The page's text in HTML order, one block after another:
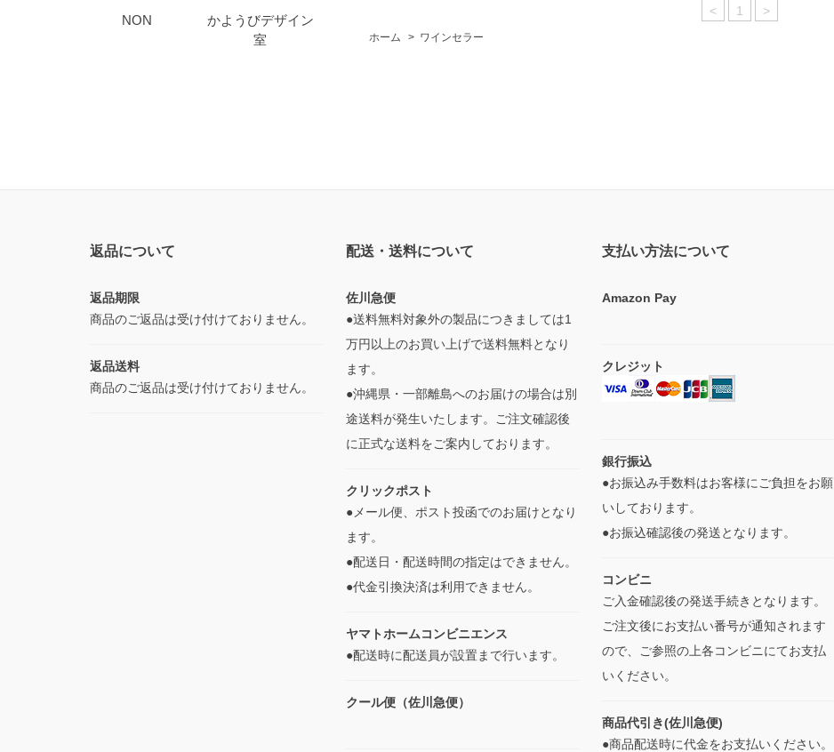
< 1 >
ホーム > ワインセラー
NON
かようびデザイン
室
返品について
返品期限
商品のご返品は受け付けておりません。
返品送料
商品のご返品は受け付けておりません。
配送・送料について
佐川急便
●送料無料対象外の製品につきましては1
万円以上のお買い上げで送料無料となり
ます。
●沖縄県・一部離島へのお届けの場合は別
途送料が発生いたします。ご注文確認後
に正式な送料をご案内しております。
クリックポスト
●メール便、ポスト投函でのお届けとなり
ます。
●配送日・配送時間の指定はできません。
●代金引換決済は利用できません。
ヤマトホームコンビニエンス
●配送時に配送員が設置まで行います。
クール便（佐川急便）
支払い方法について
Amazon Pay
クレジット
銀行振込
●お振込み手数料はお客様にご負担をお願
いしております。
●お振込確認後の発送となります。
コンビニ
ご入金確認後の発送手続きとなります。
ご注文後にお支払い番号が通知されます
ので、ご参照の上各コンビニにてお支払
いください。
商品代引き(佐川急便)
●商品配送時に代金をお支払いください。